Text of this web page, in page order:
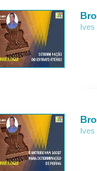
Ives
Ives